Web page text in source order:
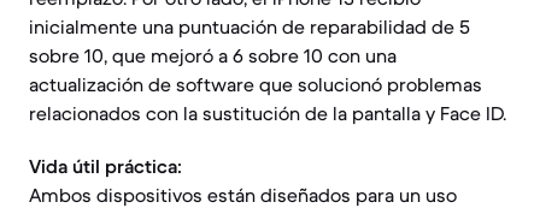
inicialmente una puntuación de reparabilidad de 5
sobre 10, que mejoró a 6 sobre 10 con una
actualización de software que solucionó problemas
relacionados con la sustitución de la pantalla y Face ID.
Vida útil práctica:
Ambos dispositivos están diseñados para un uso